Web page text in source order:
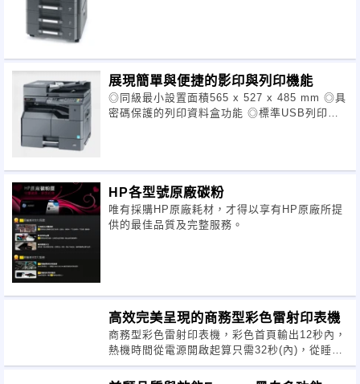
展現簡單與便捷的影印與列印機能
◎同級最小設置面積565 x 527 x 485 mm ◎具
密碼保護的列印資料盒功能 ◎標準USB列印及
HP各型號原廠碳粉
唯有採購HP原廠耗材，才得以享有HP原廠所提
供的最佳品質及完整服務。
高效完美呈現的商務型彩色雷射印表機
商務型彩色雷射印表機，彩色首頁輸出12秒內，
熱機時間從電源開啟起算只需32秒(內)，從睡眠
啟動也只需18秒。在繁忙的工作時間中，彩色文
件輸出不再讓您費時等待。